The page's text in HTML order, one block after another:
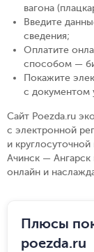
вагона
Введите
сведения;
Оплатите
способом —
Покажите
с документом
Сайт Poezda.ru
с электронной
и
Ачинск — Ангарск
онлайн и
Плюсы
poezda.ru